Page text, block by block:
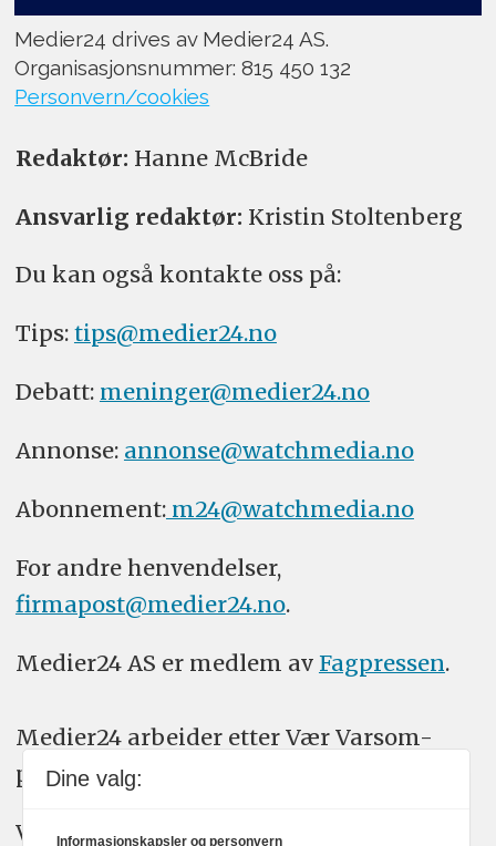
Medier24 drives av Medier24 AS.
Organisasjonsnummer: 815 450 132
Personvern/cookies
Redaktør: Hanne McBride
Ansvarlig redaktør: Kristin Stoltenberg
Du kan også kontakte oss på:
Tips: tips@medier24.no
Debatt: meninger@medier24.no
Annonse: annonse@watchmedia.no
Abonnement:m24@watchmedia.no
For andre henvendelser,
firmapost@medier24.no.
Medier24 AS er medlem av Fagpressen.
Medier24 arbeider etter Vær Varsom-
plakatens regler for god presseskikk.
Vi bruker KI-verktøy som ChatGPT,
Dine valg:
Informasjonskapsler og personvern